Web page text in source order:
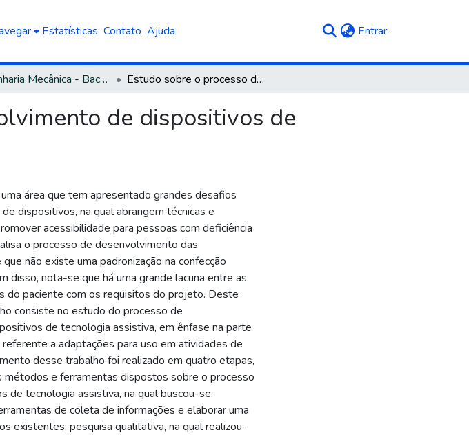
Estatísticas Contato Ajuda Entrar(current)
Engenharia Mecânica - Bacharelado Estudo sobre o processo de desenvolvimento de dispositivos de tecnologia assistiva
de dispositivos de
área que tem apresentado grandes desafios
dispositivos, na qual abrangem técnicas e
acessibilidade para pessoas com deficiência
o processo de desenvolvimento das
não existe uma padronização na confecção
disso, nota-se que há uma grande lacuna entre as
do paciente com os requisitos do projeto. Deste
consiste no estudo do processo de
de tecnologia assistiva, em ênfase na parte
a adaptações para uso em atividades de
desse trabalho foi realizado em quatro etapas,
métodos e ferramentas dispostos sobre o processo
de tecnologia assistiva, na qual buscou-se
de coleta de informações e elaborar uma
existentes; pesquisa qualitativa, na qual realizou-